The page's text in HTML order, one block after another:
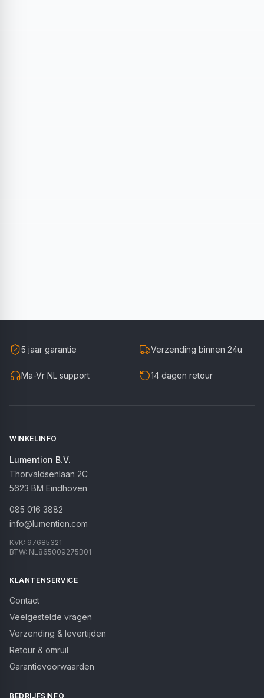
5 jaar garantie Verzending binnen 24u
Ma-Vr NL support 14 dagen retour
WINKELINFO
Lumention B.V.
Thorvaldsenlaan 2C
5623 BM Eindhoven
085 016 3882
info@lumention.com
KVK: 97685321
BTW: NL865009275B01
KLANTENSERVICE
Contact
Veelgestelde vragen
Verzending & levertijden
Retour & omruil
Garantievoorwaarden
BEDRIJFSINFO